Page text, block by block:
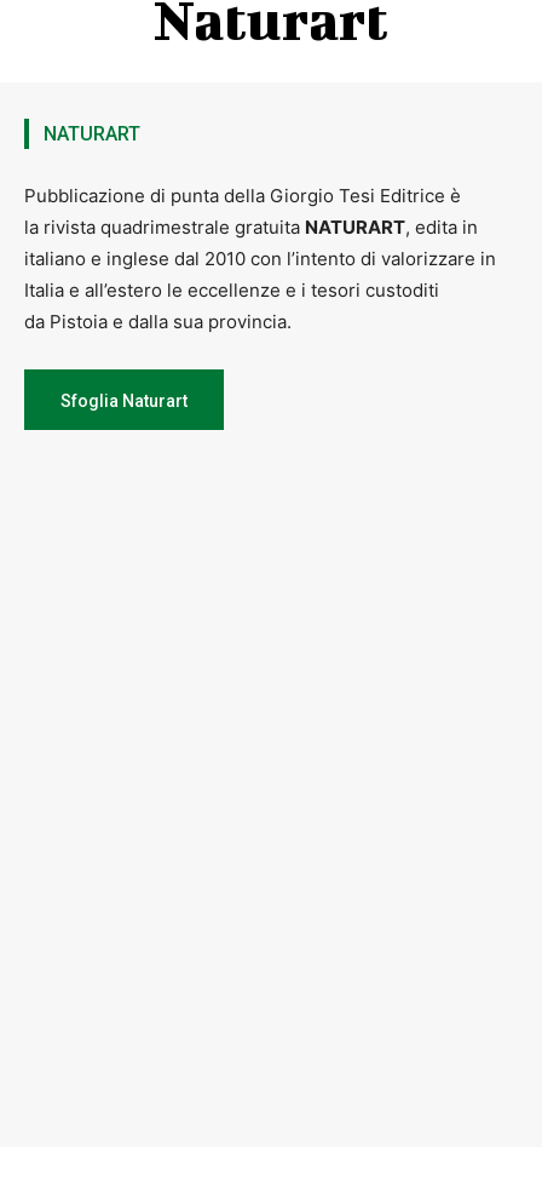
Naturart
NATURART
Pubblicazione di punta della Giorgio Tesi Editrice è
la rivista quadrimestrale gratuita NATURART, edita in
italiano e inglese dal 2010 con l’intento di valorizzare in
Italia e all’estero le eccellenze e i tesori custoditi
da Pistoia e dalla sua provincia.
Sfoglia Naturart